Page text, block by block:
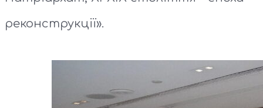
реконструкції».